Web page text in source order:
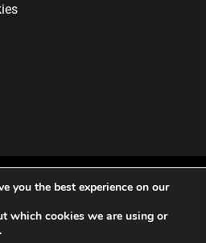
All rights reserved.
you the best experience on our
which cookies we are using or
.